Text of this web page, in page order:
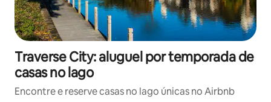
Traverse City: aluguel por temporada de
casas no lago
Encontre e reserve casas no lago únicas no Airbnb